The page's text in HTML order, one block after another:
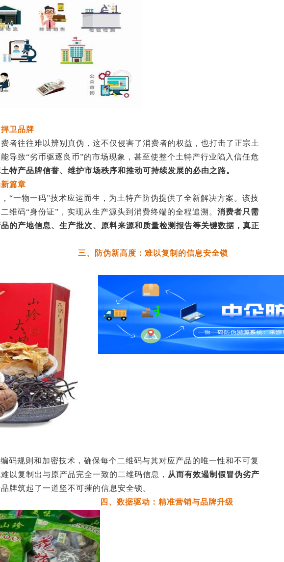
卫品牌
者往往难以辨别真伪，这不仅侵害了消费者的权益，也打击了正宗土
导致“劣币驱逐良币”的市场现象，甚至使整个土特产行业陷入信任危
特产品牌信誉、维护市场秩序和推动可持续发展的必由之路。
篇章
“一物一码”技术应运而生，为土特产防伪提供了全新解决方案。该技
维码“身份证”，实现从生产源头到消费终端的全程追溯。 消费者只需
的产地信息、生产批次、原料来源和质量检测报告等关键数据，真正
三、防伪新高度：难以复制的信息安全锁
码规则和加密技术，确保每个二维码与其对应产品的唯一性和不可复
以复制出与原产品完全一致的二维码信息， 从而有效遏制假冒伪劣产
牌筑起了一道坚不可摧的信息安全锁。
四、数据驱动：精准营销与品牌升级